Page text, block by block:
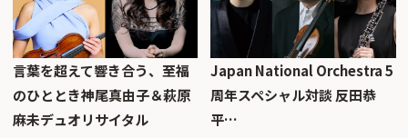
言葉を超えて響き合う、至福
のひととき神尾真由子＆萩原
麻未デュオリサイタル
Japan National Orchestra 5
周年スペシャル対談 反田恭
平…